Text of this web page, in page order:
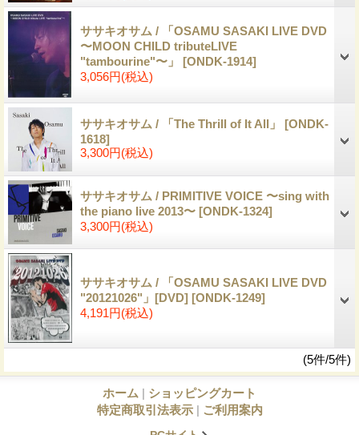
ササキオサム / 「OSAMU SASAKI LIVE DVD
〜MOON CHILD tributeLIVE
"tambourine"〜」 [ONDK-1914]
3,056円(税込)
ササキオサム / 「The Thrill of It All」 [ONDK-
1618]
3,300円(税込)
ササキオサム / PRIMITIVE VOICE 〜sing with
the piano live 2013〜 [ONDK-1324]
3,300円(税込)
ササキオサム / 「OSAMU SASAKI LIVE DVD
"20121026"」[DVD] [ONDK-1249]
4,191円(税込)
(5件/5件)
ホーム | ショッピングカート
特定商取引法表示 | ご利用案内